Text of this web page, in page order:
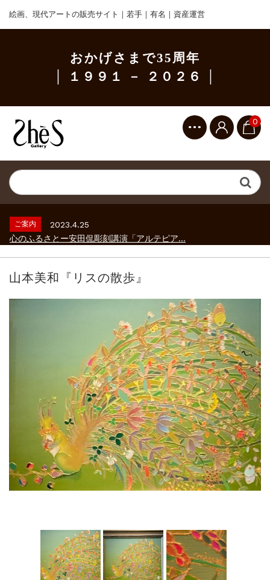
絵画、現代アートの販売サイト｜若手｜有名｜資産運営
おかげさまで35周年
│ １９９１ － ２０２６ │
0
ギャラリーシーズ「秋の美術散歩 京都・大...
ご案内
2026.2.17
ご案内
2023.4.25
心のふるさとー安田侃彫刻講演「アルテピア...
ご案内
2026.2.17
心のふるさとー安田侃彫刻講演「アルテピア...
ギャラリーシーズ「秋の美術散歩 京都・大...
山本美和『リスの散歩』